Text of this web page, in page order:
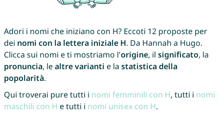
Adori i nomi che iniziano con H? Eccoti 12 proposte per
dei nomi con la lettera iniziale H. Da Hannah a Hugo.
Clicca sui nomi e ti mostriamo l'origine, il significato, la
pronuncia, lealtre varianti e la statistica della
popolarità.
Qui troverai pure tutti i nomi femminili con H, tutti i nomi
maschili con H e tutti i nomi unisex con H.